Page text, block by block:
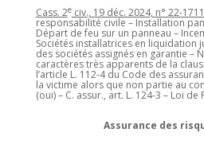
Cass. 2eciv., 19 déc. 2024, n° 22-
responsabilité civile – Installation
Départ de feu sur un panneau –
Sociétés installatrices en liquidation
des sociétés assignés en garantie –
caractères très apparents de la
l’article L. 112-4 du Code des
la victime alors que non partie au
(oui) – C. assur., art. L. 124-3 – Loi de
Assurance des